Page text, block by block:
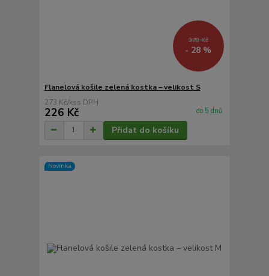
378 Kč
- 28 %
Flanelová košile zelená kostka – velikost S
273 Kč/ks
226 Kč do 5 dnů
Přidat do košíku
Novinka